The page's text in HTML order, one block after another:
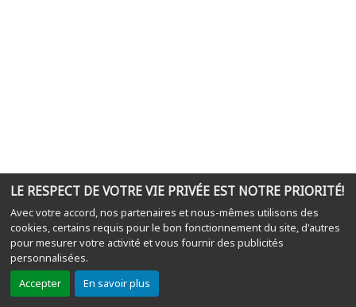
LE RESPECT DE VOTRE VIE PRIVÉE EST NOTRE PRIORITÉ!
Avec votre accord, nos partenaires et nous-mêmes utilisons des
cookies, certains requis pour le bon fonctionnement du site, d'autres
pour mesurer votre activité et vous fournir des publicités
personnalisées.
Accepter
En savoir plus